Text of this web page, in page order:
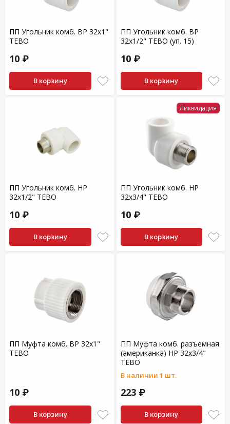
ПП Угольник комб. ВР 32х1"
TEBO
10 ₽
В корзину
ПП Угольник комб. ВР
32х1/2" TEBO (уп. 15)
10 ₽
В корзину
ПП Угольник комб. НР
32х1/2" TEBO
10 ₽
В корзину
Ликвидация
ПП Угольник комб. НР
32х3/4" TEBO
10 ₽
В корзину
ПП Муфта комб. ВР 32х1"
TEBO
10 ₽
В корзину
ПП Муфта комб. разъемная
(американка) НР 32х3/4"
TEBO
В наличии 1 шт.
223 ₽
В корзину